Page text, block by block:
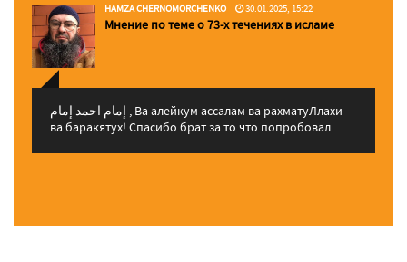
HAMZA CHERNOMORCHENKO 30.01.2025, 15:22
Мнение по теме о 73-х течениях в исламе
إمام احمد إمام , Ва алейкум ассалам ва рахматуЛлахи
ва баракятух! Спасибо брат за то что попробовал ...